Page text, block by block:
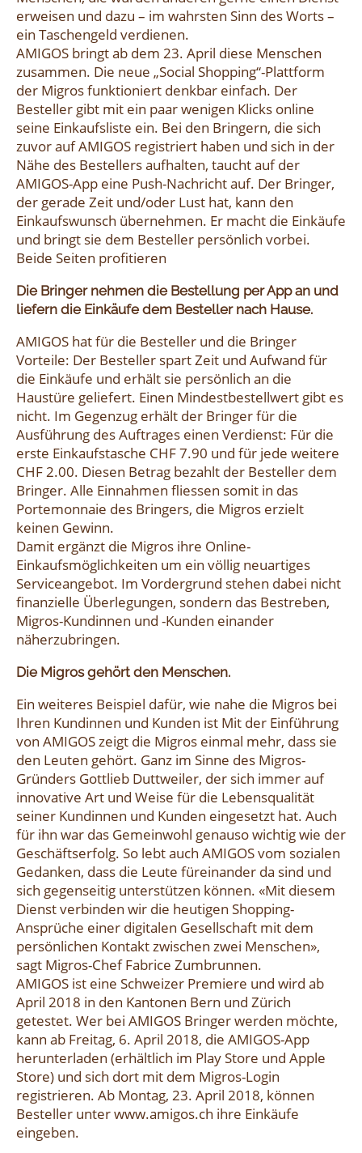
erweisen und dazu – im wahrsten Sinn des Worts –
ein Taschengeld verdienen.
AMIGOS bringt ab dem 23. April diese Menschen
zusammen. Die neue „Social Shopping“-Plattform
der Migros funktioniert denkbar einfach. Der
Besteller gibt mit ein paar wenigen Klicks online
seine Einkaufsliste ein. Bei den Bringern, die sich
zuvor auf AMIGOS registriert haben und sich in der
Nähe des Bestellers aufhalten, taucht auf der
AMIGOS-App eine Push-Nachricht auf. Der Bringer,
der gerade Zeit und/oder Lust hat, kann den
Einkaufswunsch übernehmen. Er macht die Einkäufe
und bringt sie dem Besteller persönlich vorbei.
Beide Seiten profitieren
Die Bringer nehmen die Bestellung per App an und
liefern die Einkäufe dem Besteller nach Hause.
AMIGOS hat für die Besteller und die Bringer
Vorteile: Der Besteller spart Zeit und Aufwand für
die Einkäufe und erhält sie persönlich an die
Haustüre geliefert. Einen Mindestbestellwert gibt es
nicht. Im Gegenzug erhält der Bringer für die
Ausführung des Auftrages einen Verdienst: Für die
erste Einkaufstasche CHF 7.90 und für jede weitere
CHF 2.00. Diesen Betrag bezahlt der Besteller dem
Bringer. Alle Einnahmen fliessen somit in das
Portemonnaie des Bringers, die Migros erzielt
keinen Gewinn.
Damit ergänzt die Migros ihre Online-
Einkaufsmöglichkeiten um ein völlig neuartiges
Serviceangebot. Im Vordergrund stehen dabei nicht
finanzielle Überlegungen, sondern das Bestreben,
Migros-Kundinnen und -Kunden einander
näherzubringen.
Die Migros gehört den Menschen.
Ein weiteres Beispiel dafür, wie nahe die Migros bei
Ihren Kundinnen und Kunden ist Mit der Einführung
von AMIGOS zeigt die Migros einmal mehr, dass sie
den Leuten gehört. Ganz im Sinne des Migros-
Gründers Gottlieb Duttweiler, der sich immer auf
innovative Art und Weise für die Lebensqualität
seiner Kundinnen und Kunden eingesetzt hat. Auch
für ihn war das Gemeinwohl genauso wichtig wie der
Geschäftserfolg. So lebt auch AMIGOS vom sozialen
Gedanken, dass die Leute füreinander da sind und
sich gegenseitig unterstützen können. «Mit diesem
Dienst verbinden wir die heutigen Shopping-
Ansprüche einer digitalen Gesellschaft mit dem
persönlichen Kontakt zwischen zwei Menschen»,
sagt Migros-Chef Fabrice Zumbrunnen.
AMIGOS ist eine Schweizer Premiere und wird ab
April 2018 in den Kantonen Bern und Zürich
getestet. Wer bei AMIGOS Bringer werden möchte,
kann ab Freitag, 6. April 2018, die AMIGOS-App
herunterladen (erhältlich im Play Store und Apple
Store) und sich dort mit dem Migros-Login
registrieren. Ab Montag, 23. April 2018, können
Besteller unter www.amigos.ch ihre Einkäufe
eingeben.